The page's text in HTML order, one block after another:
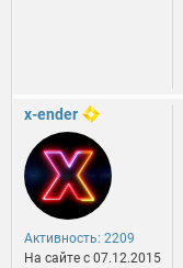
x-ender
Активность: 2209
На сайте c 07.12.2015